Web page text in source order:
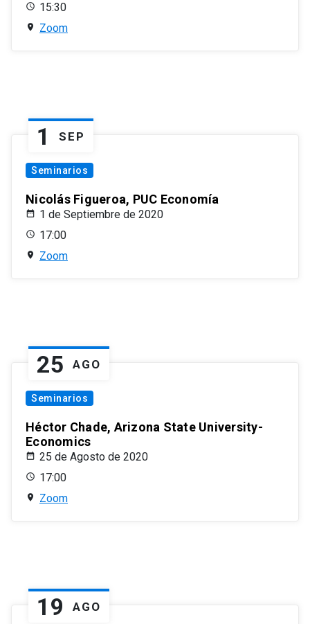
15:30
Zoom
1 SEP
Seminarios
Nicolás Figueroa, PUC Economía
1 de Septiembre de 2020
17:00
Zoom
25 AGO
Seminarios
Héctor Chade, Arizona State University-
Economics
25 de Agosto de 2020
17:00
Zoom
19 AGO